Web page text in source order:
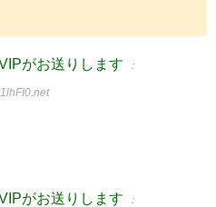
がお送りします ：
がお送りします ：